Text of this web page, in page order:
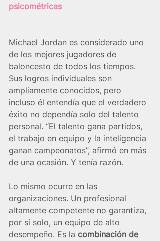
psicométricas
Michael Jordan es considerado uno
de los mejores jugadores de
baloncesto de todos los tiempos.
Sus logros individuales son
ampliamente conocidos, pero
incluso él entendía que el verdadero
éxito no dependía solo del talento
personal. “El talento gana partidos,
el trabajo en equipo y la inteligencia
ganan campeonatos”, afirmó en más
de una ocasión. Y tenía razón.
Lo mismo ocurre en las
organizaciones. Un profesional
altamente competente no garantiza,
por sí solo, un equipo de alto
desempeño. Es la combinación de